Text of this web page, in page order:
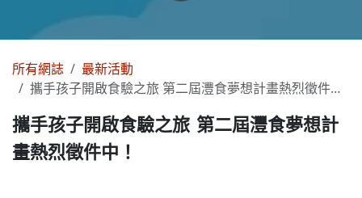
所有網誌
最新活動
攜手孩子開啟食驗之旅 第二屆灃食夢想計畫熱烈徵件中！
攜手孩子開啟食驗之旅 第二屆灃食夢想計
畫熱烈徵件中！